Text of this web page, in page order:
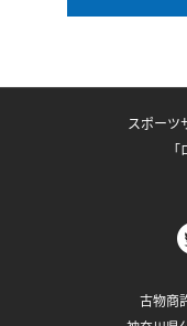
スポーツ
古物商